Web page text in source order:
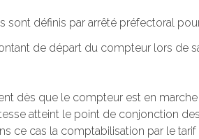
définis par arrêté préfectoral
de départ du compteur lors de
dès que le compteur est en
atteint le point de conjonction
ce cas la comptabilisation par le